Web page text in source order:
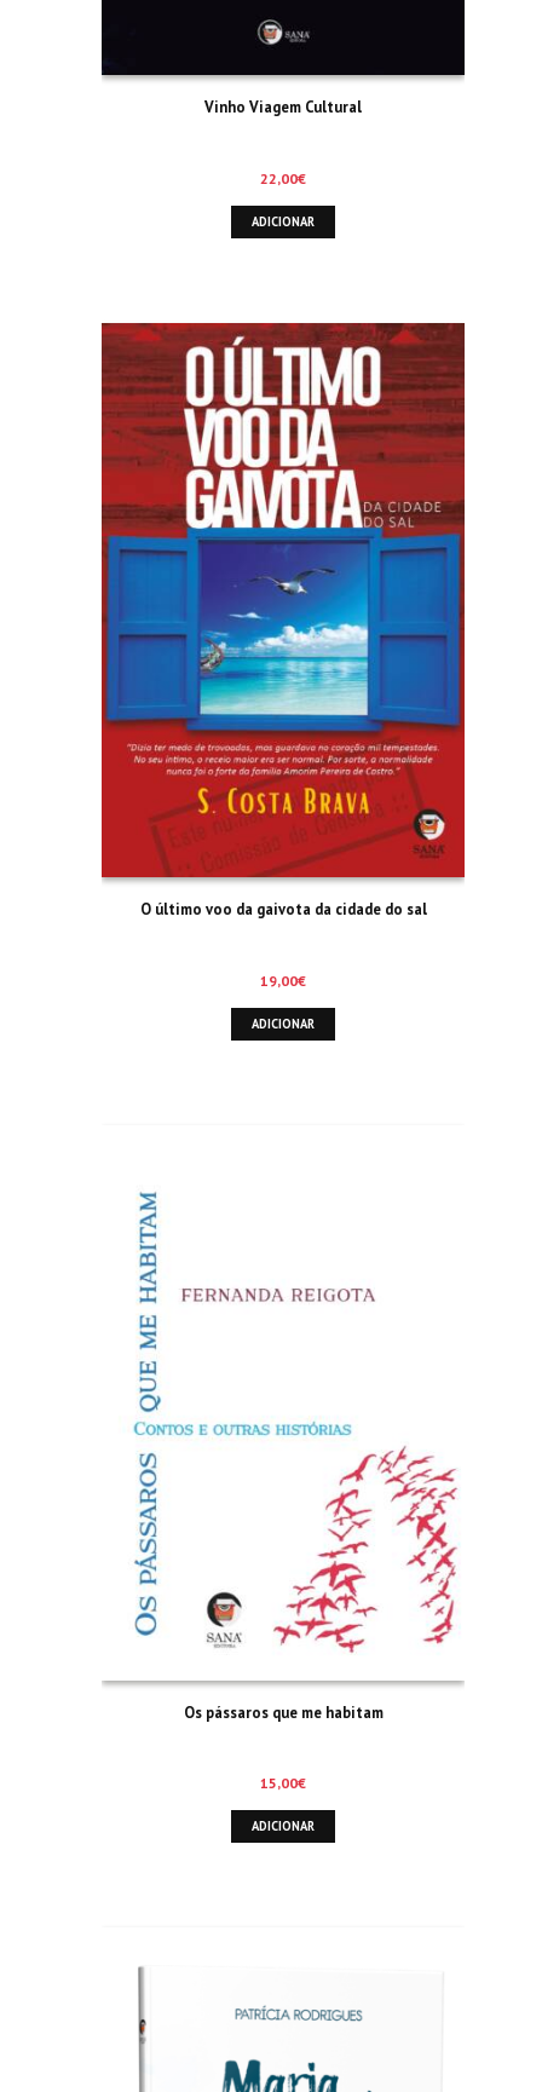
Vinho Viagem Cultural
22,00€
ADICIONAR
O último voo da gaivota da cidade do sal
19,00€
ADICIONAR
Os pássaros que me habitam
15,00€
ADICIONAR